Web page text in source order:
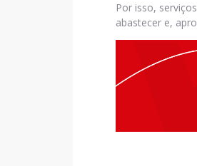
Por isso,
abastecer e,